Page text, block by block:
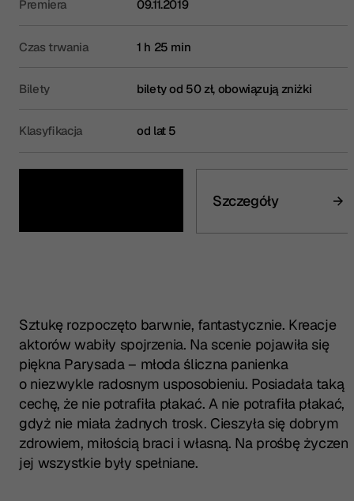
Sztukę rozpoczęto barwnie, fantastycznie. Kreacje
aktorów wabiły spojrzenia. Na scenie pojawiła się
piękna Parysada – młoda śliczna panienka
o niezwykle radosnym usposobieniu. Posiadała taką
cechę, że nie potrafiła płakać. A nie potrafiła płakać,
gdyż nie miała żadnych trosk. Cieszyła się dobrym
zdrowiem, miłością braci i własną. Na prośbę
jej wszystkie były spełniane.
Premiera 09.11.2019
Czas trwania 1 h 25 min
Bilety bilety od 50 zł, obowiązują zniżki
Klasyfikacja od lat 5
Szczegóły